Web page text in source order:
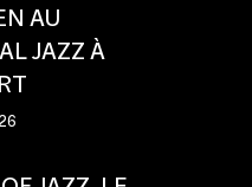
AU
JAZZ À